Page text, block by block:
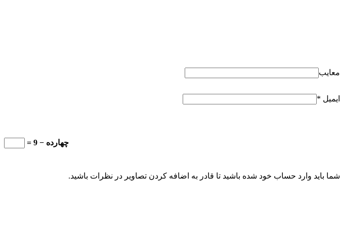
معایب
ایمیل *
چهارده − 9 =
شما باید وارد حساب خود شده باشید تا قادر به اضافه کردن تصاویر در نظرات باشید.